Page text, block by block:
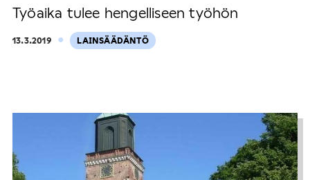
Työaika tulee hengelliseen työhön
13.3.2019 · LAINSÄÄDÄNTÖ